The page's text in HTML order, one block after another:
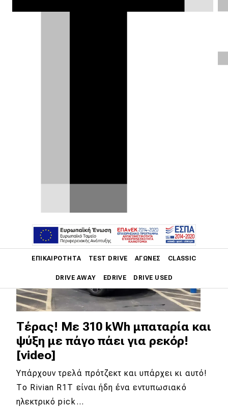
ΕΠΙΚΑΙΡΌΤΗΤΑ TEST DRIVE ΑΓΏΝΕΣ CLASSIC
DRIVE AWAY EDRIVE DRIVE USED
Main navigation
Επικαιρότητα
Νέα μοντέλα
Πρωτότυπα
Ελλάδα
Κόσμος
Τέρας! Με 310 kWh μπαταρία και
ψύξη με πάγο πάει για ρεκόρ!
[video]
Υπάρχουν τρελά πρότζεκτ και υπάρχει κι αυτό!
Το Rivian R1T είναι ήδη ένα εντυπωσιακό
ηλεκτρικό pick…